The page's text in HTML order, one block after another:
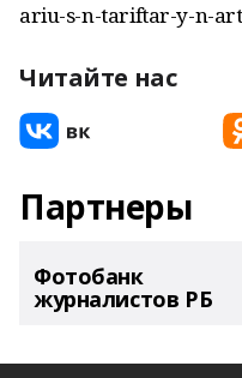
ariu-s-n-tariftar-y-n-
Читайте нас
Партнеры
Фотобанк
журналистов РБ